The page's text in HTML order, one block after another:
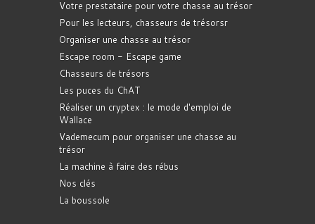
Votre prestataire pour votre chasse au trésor
Pour les lecteurs, chasseurs de trésorsr
Organiser une chasse au trésor
Escape room - Escape game
Chasseurs de trésors
Les puces du ChAT
Réaliser un cryptex : le mode d'emploi de
Wallace
Vademecum pour organiser une chasse au
trésor
La machine à faire des rébus
Nos clés
La boussole